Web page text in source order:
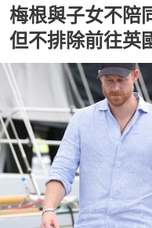
梅根與子女不陪
但不排除前往英